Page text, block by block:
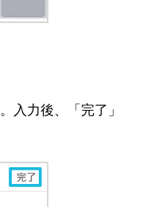
入力後、「完了」